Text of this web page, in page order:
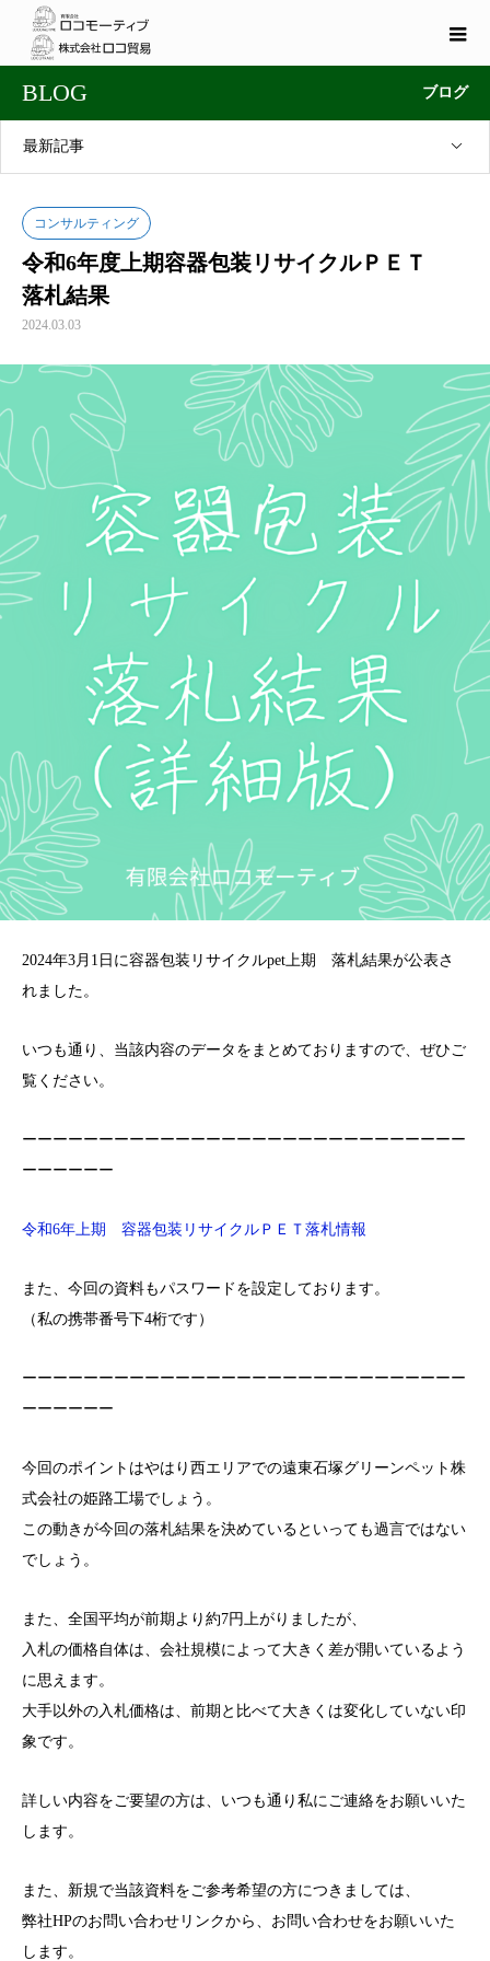
BLOG ブログ
最新記事
コンサルティング
令和6年度上期容器包装リサイクルＰＥＴ
落札結果
2024.03.03
2024年3月1日に容器包装リサイクルpet上期 落札結果が公表さ
れました。
いつも通り、当該内容のデータをまとめておりますので、ぜひご
覧ください。
ーーーーーーーーーーーーーーーーーーーーーーーーーーーーー
ーーーーーー
令和6年上期 容器包装リサイクルＰＥＴ落札情報
また、今回の資料もパスワードを設定しております。
（私の携帯番号下4桁です）
ーーーーーーーーーーーーーーーーーーーーーーーーーーーーー
ーーーーーー
今回のポイントはやはり西エリアでの遠東石塚グリーンペット株
式会社の姫路工場でしょう。
この動きが今回の落札結果を決めているといっても過言ではない
でしょう。
また、全国平均が前期より約7円上がりましたが、
入札の価格自体は、会社規模によって大きく差が開いているよう
に思えます。
大手以外の入札価格は、前期と比べて大きくは変化していない印
象です。
詳しい内容をご要望の方は、いつも通り私にご連絡をお願いいた
します。
また、新規で当該資料をご参考希望の方につきましては、
弊社HPのお問い合わせリンクから、お問い合わせをお願いいた
します。